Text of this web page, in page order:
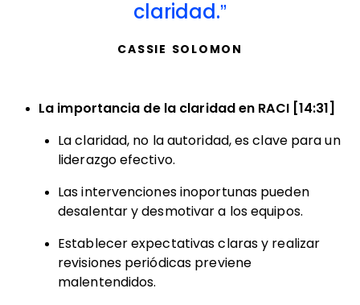
claridad.
CASSIE SOLOMON
La importancia de la claridad en RACI [14:31]
La claridad, no la autoridad, es clave para un
liderazgo efectivo.
Las intervenciones inoportunas pueden
desalentar y desmotivar a los equipos.
Establecer expectativas claras y realizar
revisiones periódicas previene
malentendidos.